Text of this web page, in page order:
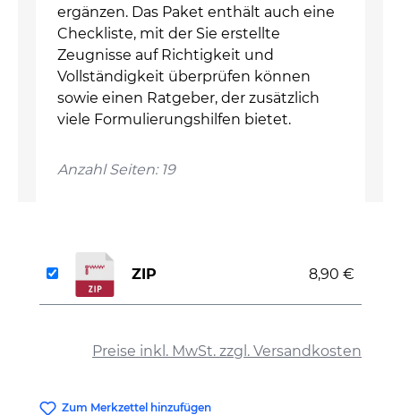
ergänzen. Das Paket enthält auch eine
Checkliste, mit der Sie erstellte
Zeugnisse auf Richtigkeit und
Vollständigkeit überprüfen können
sowie einen Ratgeber, der zusätzlich
viele Formulierungshilfen bietet.
Anzahl Seiten: 19
Preise inkl. MwSt. zzgl. Versandkosten
ZIP 8,90 €
Zum Merkzettel hinzufügen